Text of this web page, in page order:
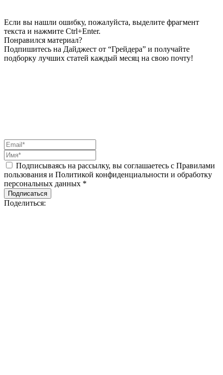
Если вы нашли ошибку, пожалуйста, выделите фрагмент
текста и нажмите Ctrl+Enter.
Понравился материал?
Подпишитесь на Дайджест от “Грейдера” и получайте
подборку лучших статей каждый месяц на свою почту!
Подписываясь на рассылку, вы соглашаетесь с Правилами
пользования и Политикой конфиденциальности и обработку
персональных данных *
Подписаться
Поделиться: